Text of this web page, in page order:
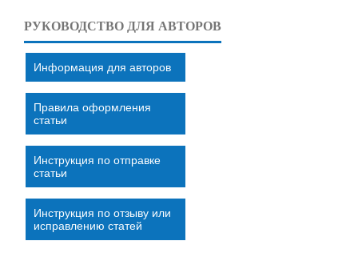
РУКОВОДСТВО ДЛЯ АВТОРОВ
Информация для авторов
Правила оформления
статьи
Инструкция по отправке
статьи
Инструкция по отзыву или
исправлению статей